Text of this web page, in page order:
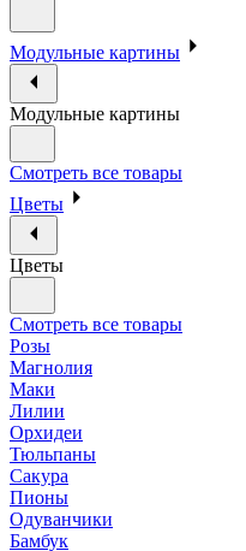
Модульные картины
Модульные картины
Смотреть все товары
Цветы
Цветы
Смотреть все товары
Розы
Магнолия
Маки
Лилии
Орхидеи
Тюльпаны
Сакура
Пионы
Одуванчики
Бамбук